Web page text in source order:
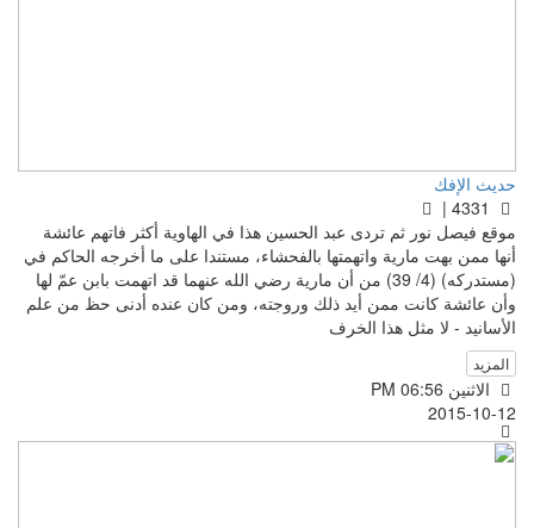
حديث الإفك
موقع فيصل نور ثم تردى عبد الحسين هذا في الهاوية أكثر فاتهم عائشة
أنها ممن بهت مارية واتهمتها بالفحشاء، مستندا على ما أخرجه الحاكم في
(مستدركه) (4/ 39) من أن مارية رضي الله عنهما قد اتهمت بابن عمّ لها
وأن عائشة كانت ممن أيد ذلك وروجته، ومن كان عنده أدنى حظ من علم
الأسانيد - لا مثل هذا الخرف
المزيد
الاثنين PM 06:56
2015-10-12